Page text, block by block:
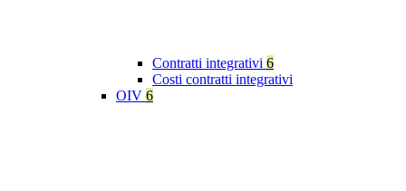
Contratti integrativi 6
Costi contratti integrativi
OIV 6